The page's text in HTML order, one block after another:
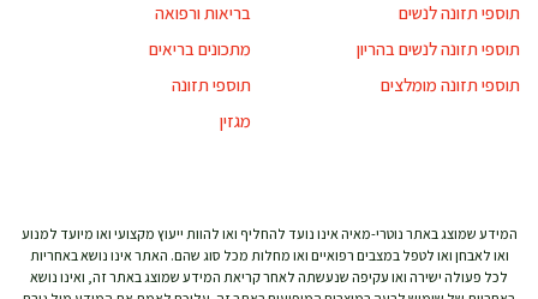
תוספי תזונה לנשים
תוספי תזונה לנשים בהריון
תוספי תזונה מומלצים
בריאות ורפואה
מתכונים בריאים
תוספי תזונה
מגזין
המידע שמוצג באתר נוטרי-מאיה אינו נועד להחליף ואו להוות ייעוץ מקצועי ואו מיועד למנוע
ואו לאבחן ואו לטפל במצבים רפואיים ואו מחלות מכל סוג שהם. האתר אינו נושא באחריות
לכל פעולה ישירה ואו עקיפה שנעשתה לאחר קריאת המידע שמוצג באתר זה, ואינו נושא